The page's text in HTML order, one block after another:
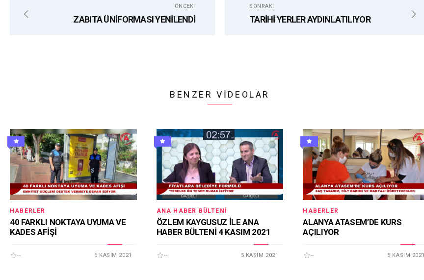
ÖNCEKI
ZABITA ÜNİFORMASI YENİLENDİ
SONRAKI
TARİHİ YERLER AYDINLATILIYOR
BENZER VIDEOLAR
HABERLER
40 FARKLI NOKTAYA UYUMA VE
KADES AFİŞİ
-- 6 KASIM 2021
ANA HABER BÜLTENI
ÖZLEM KAYGUSUZ İLE ANA
HABER BÜLTENİ 4 KASIM 2021
-- 5 KASIM 2021
HABERLER
ALANYA ATASEM’DE KURS
AÇILIYOR
-- 5 KASIM 2021